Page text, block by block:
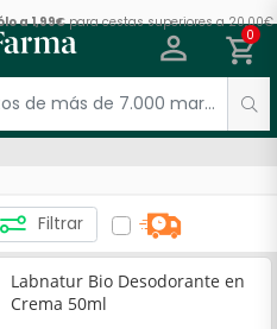
a 1,99€para cestas superiores a 20,00€
0
Filtrar
Labnatur Bio Desodorante en
Crema 50ml